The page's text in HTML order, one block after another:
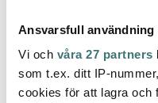
Ansvarsfull
Vi och våra 27 partners
som t.ex. ditt IP-
cookies för att lagra och